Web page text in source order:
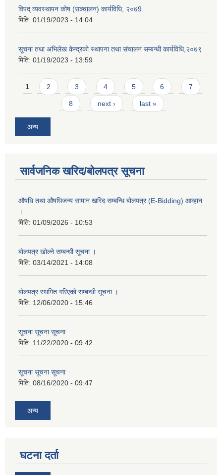
विपद् व्यवस्थापन कोष (सञ्चालन) कार्यविधि, २०७9
मिति: 01/19/2023 - 14:04
सूचना तथा अभिलेख केन्द्रको स्थापना तथा संचालन सम्बन्धी कार्यविधि,२०७९
मिति: 01/19/2023 - 13:59
Pages
1 2 3 4 5 6 7
8 next › last »
अन्य
सार्वजनिक खरिद/बोलपत्र सूचना
औषधि तथा औषधिजन्य सामान खरिद सम्बन्धि बोलपत्र (E-Bidding) आव्हान
।
मिति: 01/09/2026 - 10:53
बाेलपत्र खोल्ने सम्बन्धी सूचना ।
मिति: 03/14/2021 - 14:08
बाेलपत्र स्थगित गरिएकाे सम्बन्धी सूचना ।
मिति: 12/06/2020 - 15:46
सूचना सूचना सूचना
मिति: 11/22/2020 - 09:42
सूचना सूचना सूचना
मिति: 08/16/2020 - 09:47
अन्य
घटना दर्ता